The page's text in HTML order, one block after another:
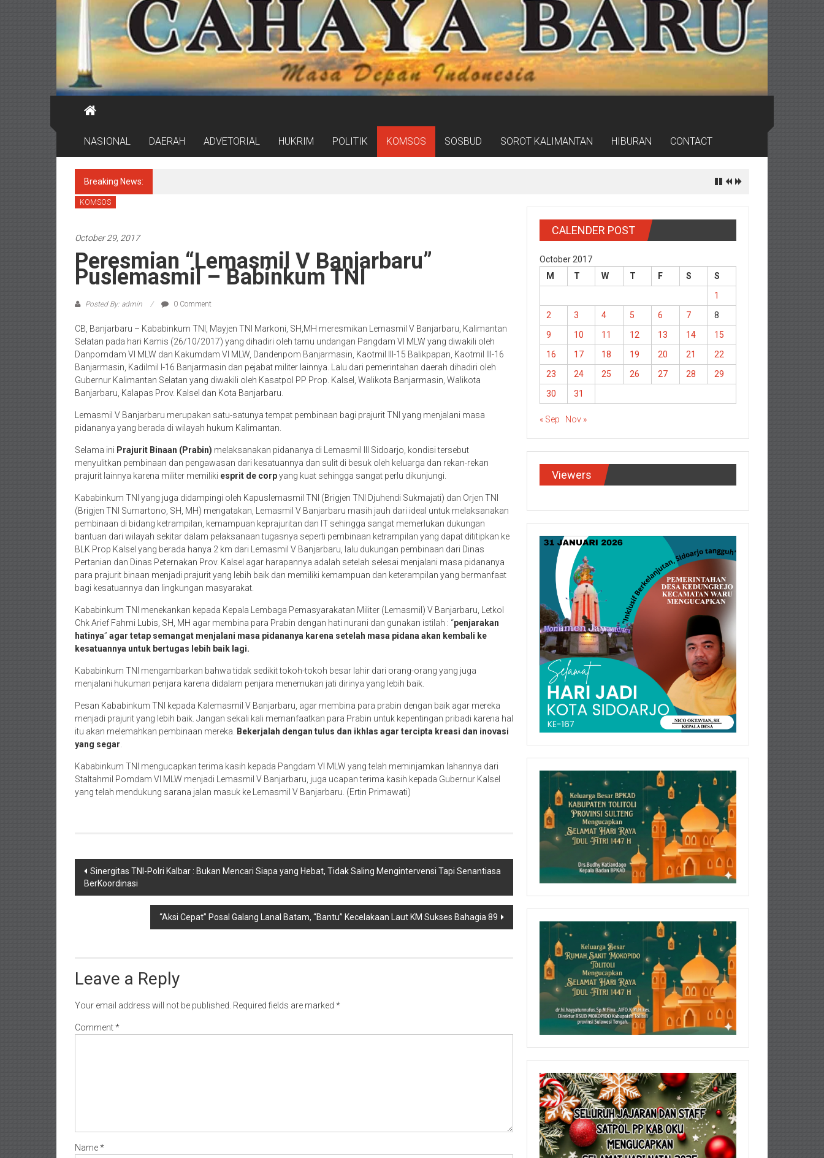
NASIONAL DAERAH ADVETORIAL HUKRIM POLITIK KOMSOS SOSBUD SOROT KALIMANTAN HIBURAN CONTACT
Breaking News:
KOMSOS
October 29, 2017
Peresmian “Lemasmil V Banjarbaru”
Puslemasmil – Babinkum TNI
Posted By: admin 0 Comment
CB, Banjarbaru – Kababinkum TNI, Mayjen TNI Markoni, SH,MH meresmikan Lemasmil V Banjarbaru, Kalimantan
Selatan pada hari Kamis (26/10/2017) yang dihadiri oleh tamu undangan Pangdam VI MLW yang diwakili oleh
Danpomdam VI MLW dan Kakumdam VI MLW, Dandenpom Banjarmasin, Kaotmil III-15 Balikpapan, Kaotmil III-16
Banjarmasin, Kadilmil I-16 Banjarmasin dan pejabat militer lainnya. Lalu dari pemerintahan daerah dihadiri oleh
Gubernur Kalimantan Selatan yang diwakili oleh Kasatpol PP Prop. Kalsel, Walikota Banjarmasin, Walikota
Banjarbaru, Kalapas Prov. Kalsel dan Kota Banjarbaru.
Lemasmil V Banjarbaru merupakan satu-satunya tempat pembinaan bagi prajurit TNI yang menjalani masa
pidananya yang berada di wilayah hukum Kalimantan.
Selama ini Prajurit Binaan (Prabin) melaksanakan pidananya di Lemasmil III Sidoarjo, kondisi tersebut
menyulitkan pembinaan dan pengawasan dari kesatuannya dan sulit di besuk oleh keluarga dan rekan-rekan
prajurit lainnya karena militer memiliki esprit de corpyang kuat sehingga sangat perlu dikunjungi.
Kababinkum TNI yang juga didampingi oleh Kapuslemasmil TNI (Brigjen TNI Djuhendi Sukmajati) dan Orjen TNI
(Brigjen TNI Sumartono, SH, MH) mengatakan, Lemasmil V Banjarbaru masih jauh dari ideal untuk melaksanakan
pembinaan di bidang ketrampilan, kemampuan keprajuritan dan IT sehingga sangat memerlukan dukungan
bantuan dari wilayah sekitar dalam pelaksanaan tugasnya seperti pembinaan ketrampilan yang dapat dititipkan ke
BLK Prop Kalsel yang berada hanya 2 km dari Lemasmil V Banjarbaru, lalu dukungan pembinaan dari Dinas
Pertanian dan Dinas Peternakan Prov. Kalsel agar harapannya adalah setelah selesai menjalani masa pidananya
para prajurit binaan menjadi prajurit yang lebih baik dan memiliki kemampuan dan keterampilan yang bermanfaat
bagi kesatuannya dan lingkungan masyarakat.
Kababinkum TNI menekankan kepada Kepala Lembaga Pemasyarakatan Militer (Lemasmil) V Banjarbaru, Letkol
Chk Arief Fahmi Lubis, SH, MH agar membina para Prabin dengan hati nurani dan gunakan istilah : “penjarakan
hatinya” agar tetap semangat menjalani masa pidananya karena setelah masa pidana akan kembali ke
kesatuannya untuk bertugas lebih baik lagi.
Kababinkum TNI mengambarkan bahwa tidak sedikit tokoh-tokoh besar lahir dari orang-orang yang juga
menjalani hukuman penjara karena didalam penjara menemukan jati dirinya yang lebih baik.
Pesan Kababinkum TNI kepada Kalemasmil V Banjarbaru, agar membina para prabin dengan baik agar mereka
menjadi prajurit yang lebih baik. Jangan sekali kali memanfaatkan para Prabin untuk kepentingan pribadi karena hal
itu akan melemahkan pembinaan mereka.
Bekerjalah dengan tulus dan ikhlas agar tercipta kreasi dan inovasi
yang segar
Kababinkum TNI mengucapkan terima kasih kepada Pangdam VI MLW yang telah meminjamkan lahannya dari
Staltahmil Pomdam VI MLW menjadi Lemasmil V Banjarbaru, juga ucapan terima kasih kepada Gubernur Kalsel
yang telah mendukung sarana jalan masuk ke Lemasmil V Banjarbaru. (Ertin Primawati)
Post
navigation
Sinergitas TNI-Polri Kalbar : Bukan Mencari Siapa yang Hebat, Tidak Saling Mengintervensi Tapi Senantiasa
BerKoordinasi
“Aksi Cepat” Posal Galang Lanal Batam, “Bantu” Kecelakaan Laut KM Sukses Bahagia 89
Leave a Reply
Your email address will not be published. Required fields are marked *
Comment*
Name*
CALENDER POST
October 2017
M
T W T F S
S
1
2
3 4 5 6 7
8
9
10 11 12 13 14
15
16
17 18 19 20 21
22
23
24 25 26 27 28
29
30
31
« Sep Nov »
Viewers